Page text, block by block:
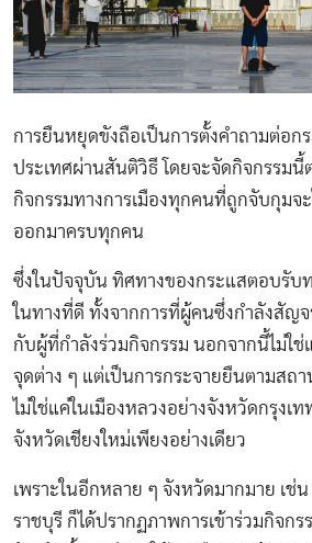
การยืนหยุดขังถือเป็นการตั้งคำถามต่อก
ประเทศผ่านสันติวิธี โดยจะจัดกิจกรรมนี้
กิจกรรมทางการเมืองทุกคนที่ถูกจับกุมจ
ออกมาครบทุกคน
ซึ่งในปัจจุบัน ทิศทางของกระแสตอบรับ
ในทางที่ดี ทั้งจากการที่ผู้คนซึ่งกำลังสัญ
กับผู้ที่กำลังร่วมกิจกรรม นอกจากนี้ไม่ใช่
จุดต่าง ๆ แต่เป็นการกระจายยืนตามสถ
ไม่ใช่แค่ในเมืองหลวงอย่างจังหวัดกรุงเ
จังหวัดเชียงใหม่เพียงอย่างเดียว
เพราะในอีกหลาย ๆ จังหวัดมากมาย เช่
ราชบุรี ก็ได้ปรากฏภาพการเข้าร่วมกิจก